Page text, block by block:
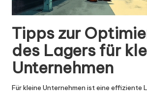
Tipps zur
des Lagers für
Unternehmen
Für kleine Unternehmen ist eine effiziente